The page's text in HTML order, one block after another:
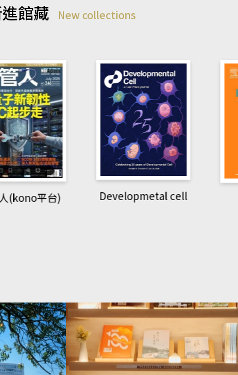
館藏 New collections
(kono平台) Developmetal cell